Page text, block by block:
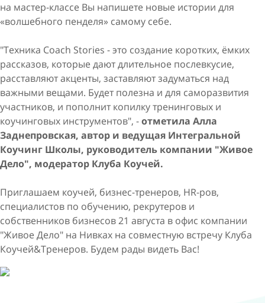
на мастер-классе Вы напишете новые истории для
«волшебного пенделя» самому себе.
"Техника Coach Stories - это создание коротких, ёмких
рассказов, которые дают длительное послевкусие,
расставляют акценты, заставляют задуматься над
важными вещами. Будет полезна и для саморазвития
участников, и пополнит копилку тренинговых и
коучинговых инструментов", -отметила Алла
Заднепровская, автор и ведущая Интегральной
Коучинг Школы, руководитель компании "Живое
Дело", модератор Клуба Коучей.
Приглашаем коучей, бизнес-тренеров, HR-ров,
специалистов по обучению, рекрутеров и
собственников бизнесов 21 августа в офис компании
"Живое Дело" на Нивках на совместную встречу Клуба
Коучей&Тренеров. Будем рады видеть Вас!